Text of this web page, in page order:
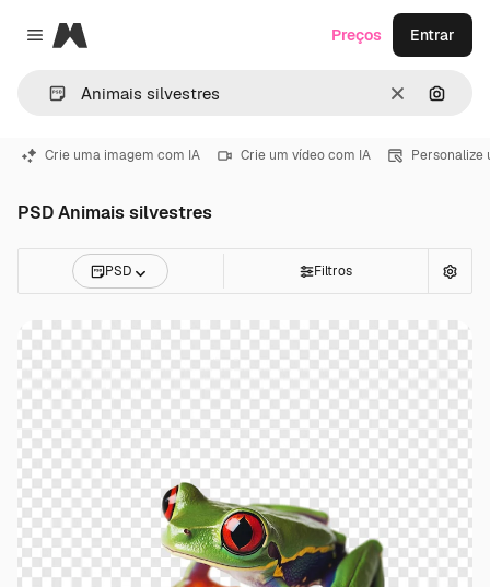
Close menu
Magnific
Limpar
Preços Entrar
Crie uma imagem com IA Crie um vídeo com IA Personalize
PSD Animais silvestres
PSD Filtros